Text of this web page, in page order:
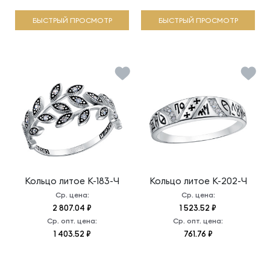
БЫСТРЫЙ ПРОСМОТР БЫСТРЫЙ ПРОСМОТР
Кольцо литое К-183-Ч
Ср. цена:
2 807.04 ₽
Ср. опт. цена:
1 403.52 ₽
Кольцо литое К-202-Ч
Ср. цена:
1 523.52 ₽
Ср. опт. цена:
761.76 ₽